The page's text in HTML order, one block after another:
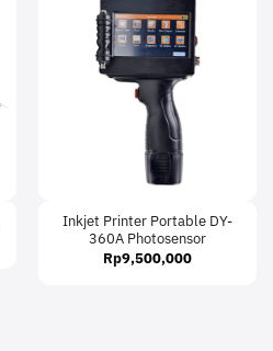
Inkjet Printer Portable DY-
360A Photosensor
Rp9,500,000